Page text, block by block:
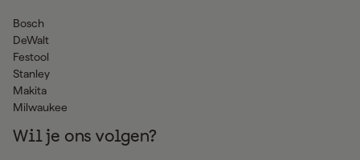
Bosch
DeWalt
Festool
Stanley
Makita
Milwaukee
Wil je ons volgen?